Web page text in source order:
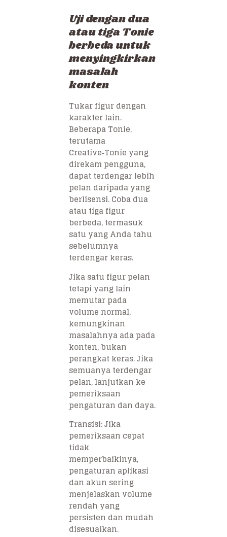
Uji dengan dua
atau tiga Tonie
berbeda untuk
menyingkirkan
masalah
konten
Tukar figur dengan
karakter lain.
Beberapa Tonie,
terutama
Creative‑Tonie yang
direkam pengguna,
dapat terdengar lebih
pelan daripada yang
berlisensi. Coba dua
atau tiga figur
berbeda, termasuk
satu yang Anda tahu
sebelumnya
terdengar keras.
Jika satu figur pelan
tetapi yang lain
memutar pada
volume normal,
kemungkinan
masalahnya ada pada
konten, bukan
perangkat keras. Jika
semuanya terdengar
pelan, lanjutkan ke
pemeriksaan
pengaturan dan daya.
Transisi: Jika
pemeriksaan cepat
tidak
memperbaikinya,
pengaturan aplikasi
dan akun sering
menjelaskan volume
rendah yang
persisten dan mudah
disesuaikan.